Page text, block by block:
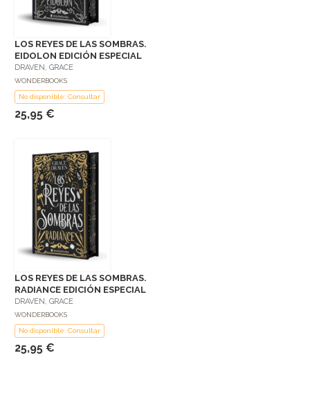
LOS REYES DE LAS SOMBRAS.
EIDOLON EDICIÓN ESPECIAL
DRAVEN, GRACE
WONDERBOOKS
No disponible: Consultar
25,95 €
LOS REYES DE LAS SOMBRAS.
RADIANCE EDICIÓN ESPECIAL
DRAVEN, GRACE
WONDERBOOKS
No disponible: Consultar
25,95 €